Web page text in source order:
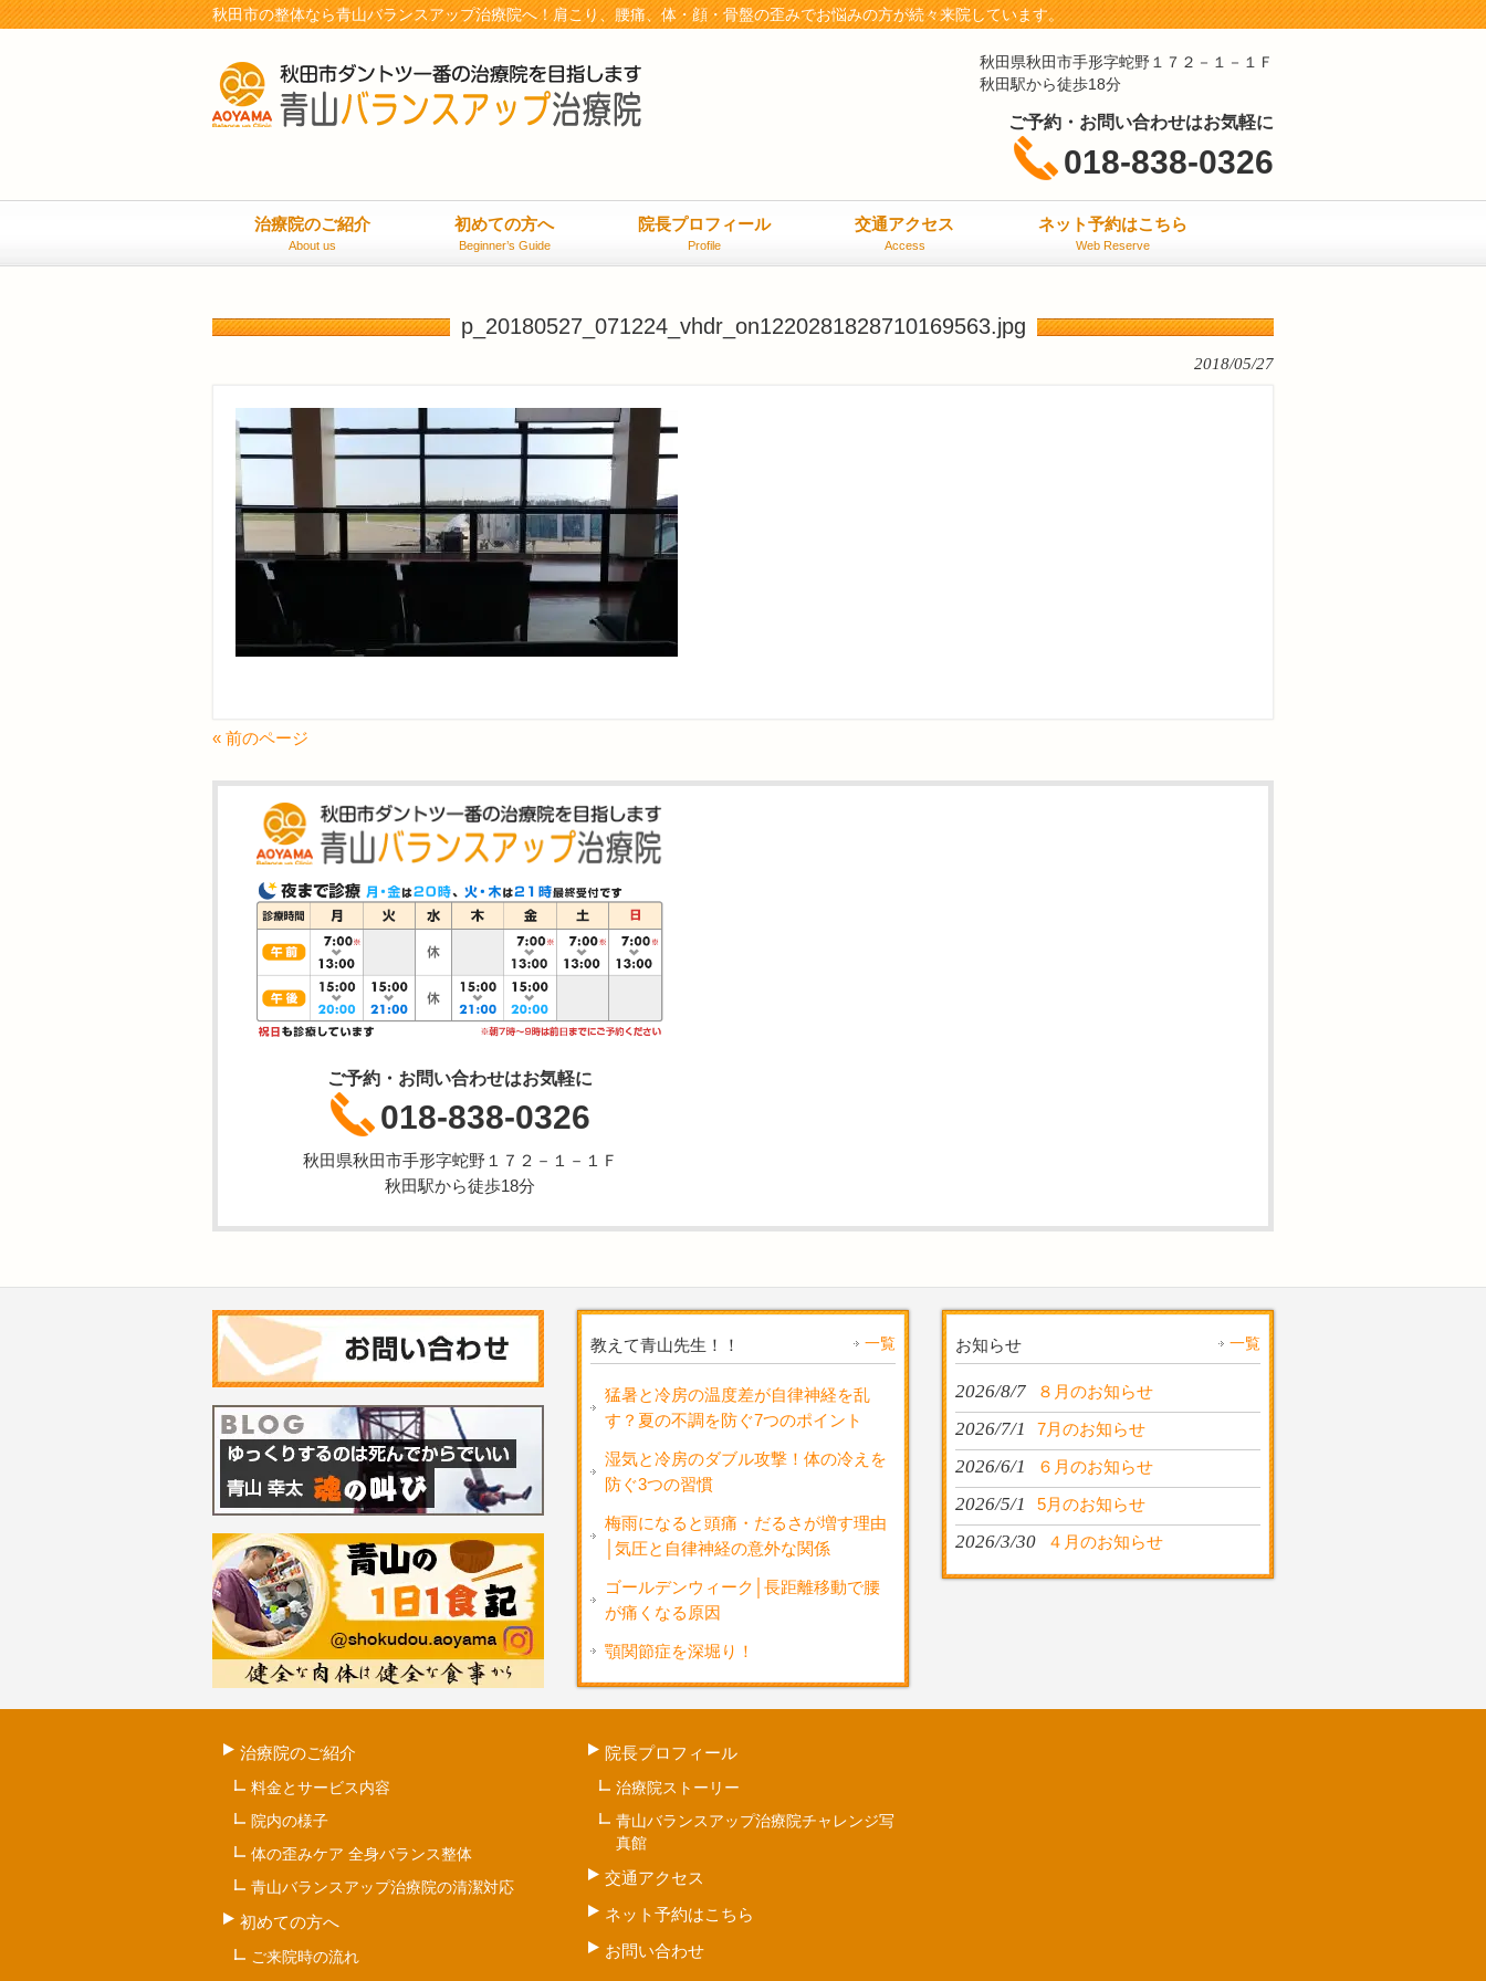
秋田市の整体なら青山バランスアップ治療院へ！肩こり、腰痛、体・顔・骨盤の歪みでお悩みの方が続々来院しています。
秋田県秋田市手形字蛇野１７２－１－１Ｆ
秋田駅から徒歩18分
ご予約・お問い合わせはお気軽に
018-838-0326
治療院のご紹介
About us
初めての方へ
Beginner’s Guide
院長プロフィール
Profile
交通アクセス
Access
ネット予約はこちら
Web Reserve
p_20180527_071224_vhdr_on1220281828710169563.jpg
2018/05/27
« 前のページ
ご予約・お問い合わせはお気軽に
018-838-0326
秋田県秋田市手形字蛇野１７２－１－１Ｆ
秋田駅から徒歩18分
教えて青山先生！！ 一覧
猛暑と冷房の温度差が自律神経を乱
す？夏の不調を防ぐ7つのポイント
湿気と冷房のダブル攻撃！体の冷えを
防ぐ3つの習慣
梅雨になると頭痛・だるさが増す理由
│気圧と自律神経の意外な関係
ゴールデンウィーク│長距離移動で腰
が痛くなる原因
顎関節症を深堀り！
お知らせ 一覧
2026/8/7 ８月のお知らせ
2026/7/1 7月のお知らせ
2026/6/1 ６月のお知らせ
2026/5/1 5月のお知らせ
2026/3/30 ４月のお知らせ
治療院のご紹介
料金とサービス内容
院内の様子
体の歪みケア 全身バランス整体
青山バランスアップ治療院の清潔対応
初めての方へ
ご来院時の流れ
院長プロフィール
治療院ストーリー
青山バランスアップ治療院チャレンジ写
真館
交通アクセス
ネット予約はこちら
お問い合わせ